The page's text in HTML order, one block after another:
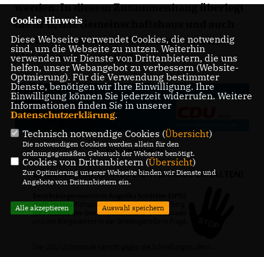
werden. In diesem Zusammenhang überlegt
die SPD, das Gemeinschaftshaus und auch
das Bürgeramt in der Briesingstraße in
Lichtenrade zu schließen.
Cookie Hinweis
Diese Webseite verwendet Cookies, die notwendig
sind, um die Webseite zu nutzen. Weiterhin
verwenden wir Dienste von Drittanbietern, die uns
helfen, unser Webangebot zu verbessern (Website-
Optmierung). Für die Verwendung bestimmter
Dienste, benötigen wir Ihre Einwilligung. Ihre
Einwilligung können Sie jederzeit widerrufen. Weitere
Informationen finden Sie in unserer
Datenschutzerklärung.
Technisch notwendige Cookies (Übersicht)
Die notwendigen Cookies werden allein für den
ordnungsgemäßen Gebrauch der Webseite benötigt.
Cookies von Drittanbietern (Übersicht)
Zur Optimierung unserer Webseite binden wir Dienste und
Angebote von Drittanbietern ein.
Alle akzeptieren Auswahl speichern